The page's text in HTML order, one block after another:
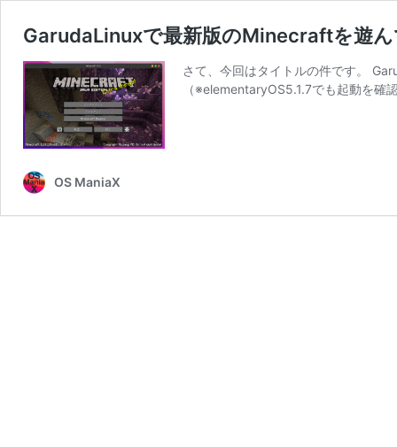
GarudaLinuxで最新版のMinecraftを遊
さて、今回はタイトルの件です。
（※elementaryOS5.1.7でも起動を
OS ManiaX